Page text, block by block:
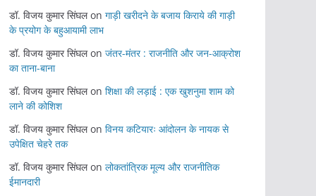
डॉ. विजय कुमार सिंघलon गाड़ी खरीदने के बजाय किराये की गाड़ी
के प्रयोग के बहुआयामी लाभ
डॉ. विजय कुमार सिंघलon जंतर-मंतर : राजनीति और जन-आक्रोश
का ताना-बाना
डॉ. विजय कुमार सिंघलon शिक्षा की लड़ाई : एक खुशनुमा शाम को
लाने की कोशिश
डॉ. विजय कुमार सिंघलon विनय कटियारः आंदोलन के नायक से
उपेक्षित चेहरे तक
डॉ. विजय कुमार सिंघलon लोकतांत्रिक मूल्य और राजनीतिक
ईमानदारी